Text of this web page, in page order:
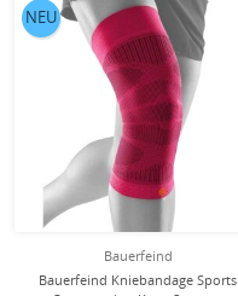
Bauerfeind
Bauerfeind Kniebandage Sports
NEU